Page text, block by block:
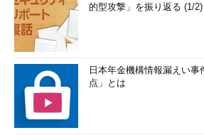
的型攻撃」を振り返る (1/2)
日本年金機構情報漏えい
点」とは